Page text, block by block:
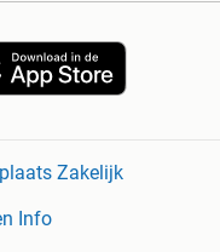
Zakelijk
Info